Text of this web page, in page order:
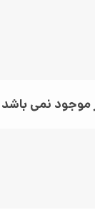
موجود نمی باشد